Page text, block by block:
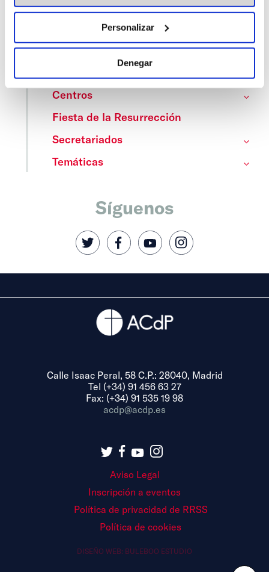
Personalizar
Denegar
Categorías
Centros
Fiesta de la Resurrección
Secretariados
Temáticas
Síguenos
Calle Isaac Peral, 58 C.P.: 28040, Madrid
Tel (+34) 91 456 63 27
Fax: (+34) 91 535 19 98
acdp@acdp.es
Aviso Legal
Inscripción a eventos
Política de privacidad de RRSS
Política de cookies
DISEÑO WEB: BULEBOO ESTUDIO